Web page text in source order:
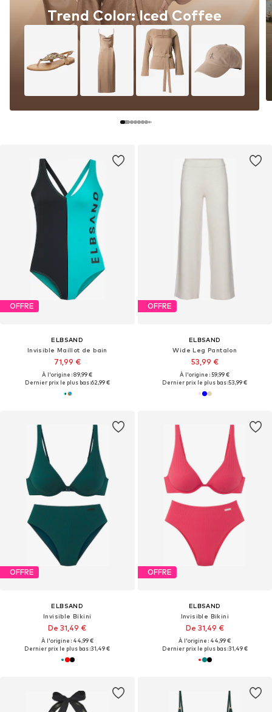
Trend Color: Iced Coffee
OFFRE
ELBSAND
Invisible Maillot de bain
71,99 €
À l'origine : 89,99 €
Dernier prix le plus bas :62,99 €
OFFRE
ELBSAND
Wide Leg Pantalon
53,99 €
À l'origine : 59,99 €
Dernier prix le plus bas :53,99 €
OFFRE
ELBSAND
Invisible Bikini
De 31,49 €
À l'origine : 44,99 €
Dernier prix le plus bas :31,49 €
OFFRE
ELBSAND
Invisible Bikini
De 31,49 €
À l'origine : 44,99 €
Dernier prix le plus bas :31,49 €